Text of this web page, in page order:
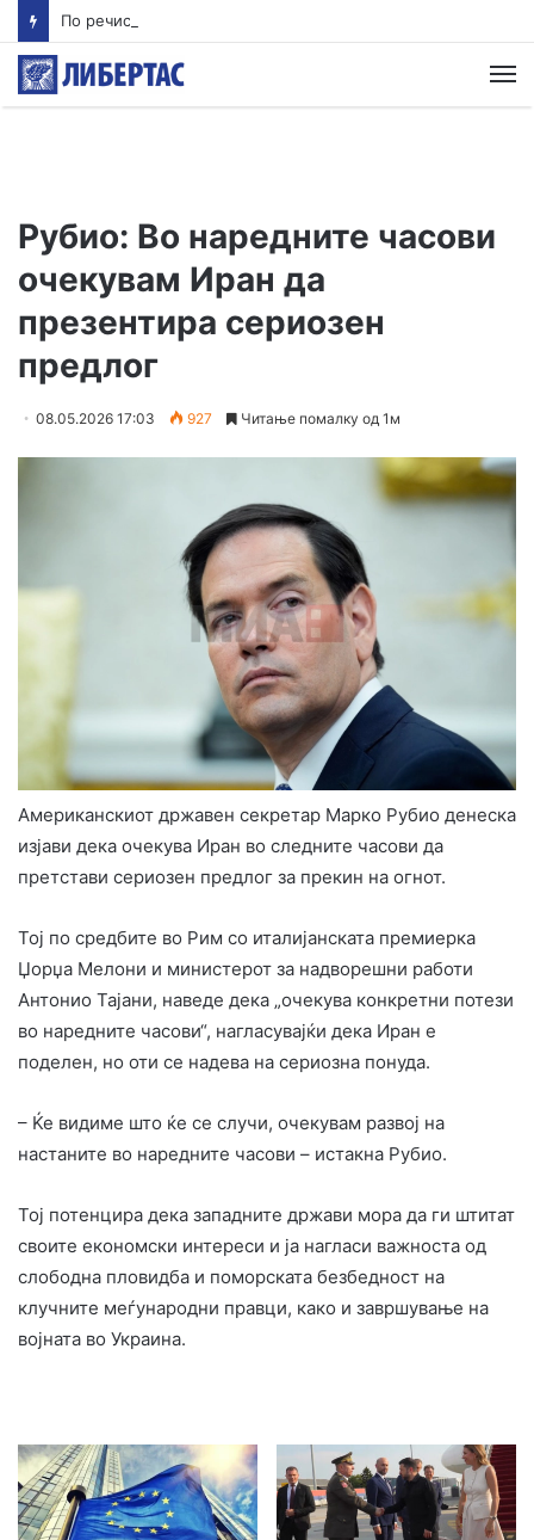
Рубио: Во наредните часови
очекувам Иран да
презентира сериозен
предлог
08.05.2026 17:03 927 Читање помалку од 1м
Американскиот државен секретар Марко Рубио денеска
изјави дека очекува Иран во следните часови да
претстави сериозен предлог за прекин на огнот.
Тој по средбите во Рим со италијанската премиерка
Џорџа Мелони и министерот за надворешни работи
Антонио Тајани, наведе дека „очекува конкретни потези
во наредните часови“, нагласувајќи дека Иран е
поделен, но оти се надева на сериозна понуда.
– Ќе видиме што ќе се случи, очекувам развој на
настаните во наредните часови – истакна Рубио.
Тој потенцира дека западните држави мора да ги штитат
своите економски интереси и ја нагласи важноста од
слободна пловидба и поморската безбедност на
клучните меѓународни правци, како и завршување на
војната во Украина.